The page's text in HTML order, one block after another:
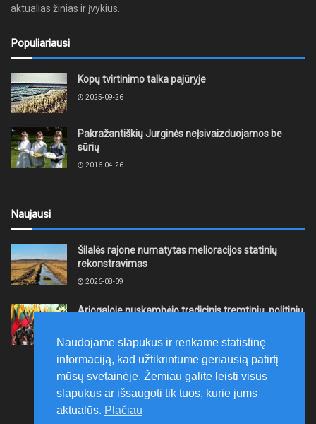
aktualias žinias ir įvykius.
Populiariausi
Kopų tvirtinimo talka pajūryje
2025-09-26
Pakražantiškių Jurginės neįsivaizduojamos be
sūrių
2016-04-26
Naujausi
Šilalės rajone numatytas melioracijos statinių
rekonstravimas
2026-08-09
Ariogaloje nuskambėjo tradicinis tremtinių, politinių
širdy“
2026-08-08
Naudojame slapukus ir renkame statistinę
informaciją, kad užtikrintume geriausią patirtį
mūsų svetainėje. Žemiau galite leisti visus
slapukus ar išsaugoti tik tuos, kurie jums
aktualūs. Plačiau